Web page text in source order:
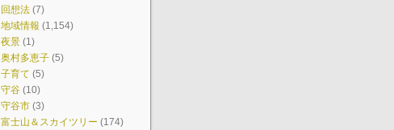
回想法 (7)
地域情報 (1,154)
夜景 (1)
奥村多恵子 (5)
子育て (5)
守谷 (10)
守谷市 (3)
富士山＆スカイツリー (174)